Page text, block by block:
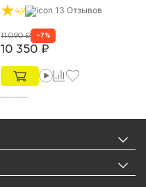
4,9 13 Отзывов
10 350 ₽
11 090₽ -7 %